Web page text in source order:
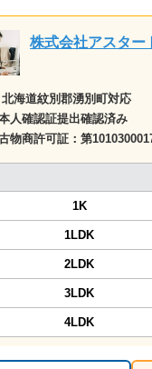
株式会社アスター
北海道紋別郡湧別町対応
人確認証提出確認済み
物商許可証： 第
1K
1LDK
2LDK
3LDK
4LDK